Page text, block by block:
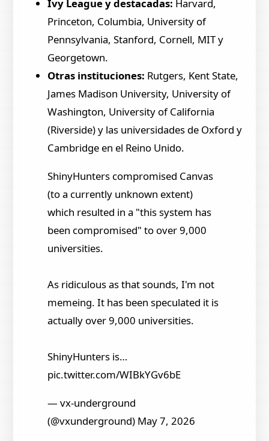
Ivy League y destacadas: Harvard,
Princeton, Columbia, University of
Pennsylvania, Stanford, Cornell, MIT y
Georgetown.
Otras instituciones: Rutgers, Kent State,
James Madison University, University of
Washington, University of California
(Riverside) y las universidades de Oxford y
Cambridge en el Reino Unido.
ShinyHunters compromised Canvas
(to a currently unknown extent)
which resulted in a "this system has
been compromised" to over 9,000
universities.
As ridiculous as that sounds, I'm not
memeing. It has been speculated it is
actually over 9,000 universities.
ShinyHunters is…
pic.twitter.com/WIBkYGv6bE
— vx-underground
(@vxunderground) May 7, 2026